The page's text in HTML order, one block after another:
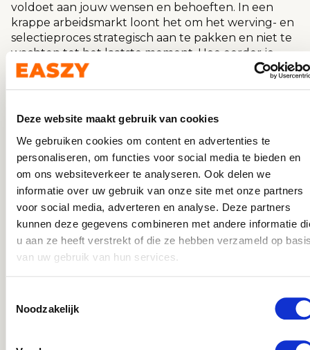
Deze website maakt gebruik van cookies
We gebruiken cookies om content en advertenties te
personaliseren, om functies voor social media te bieden en
om ons websiteverkeer te analyseren. Ook delen we
informatie over uw gebruik van onze site met onze partners
voor social media, adverteren en analyse. Deze partners
kunnen deze gegevens combineren met andere informatie
u aan ze heeft verstrekt of die ze hebben verzameld op
van uw gebruik van hun services.
Noodzakelijk
voldoet aan jouw wensen en behoeften. In een
krappe arbeidsmarkt loont het om het werving- en
selectieproces strategisch aan te pakken en niet te
wachten tot het laatste moment. Hoe eerder je
schakelt, hoe groter de kans dat je de juiste
worden ingewerkt en weten wat er van hen
verwacht wordt. Een korte briefing vooraf kan het
verschil maken tussen een soepel verlopende
dienst en onnodige misverstanden op de
werkvloer.
HOE KAN EASZY JOUHELPEN?
Het vinden van het juiste cateringpersoneel kan
een hele uitdaging zijn, zeker in deze tijd. Bij
uniek maakt, is de combinatie van een